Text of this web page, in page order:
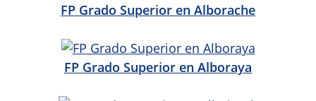
FP Grado Superior en Alborache
FP Grado Superior en Alboraya